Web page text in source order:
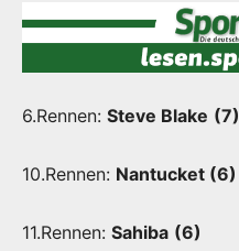
6.Rennen: Steve Blake (7)
10.Rennen: Nantucket (6)
11.Rennen: Sahiba (6)